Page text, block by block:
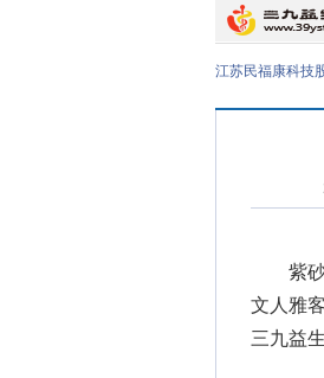
江苏民福康科技
紫砂
文人雅
三九益